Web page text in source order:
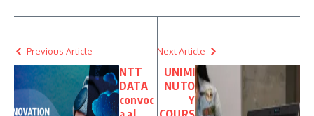
Previous Article
NTT
DATA
convoc
Next Article
UNIMI
NUTO
Y